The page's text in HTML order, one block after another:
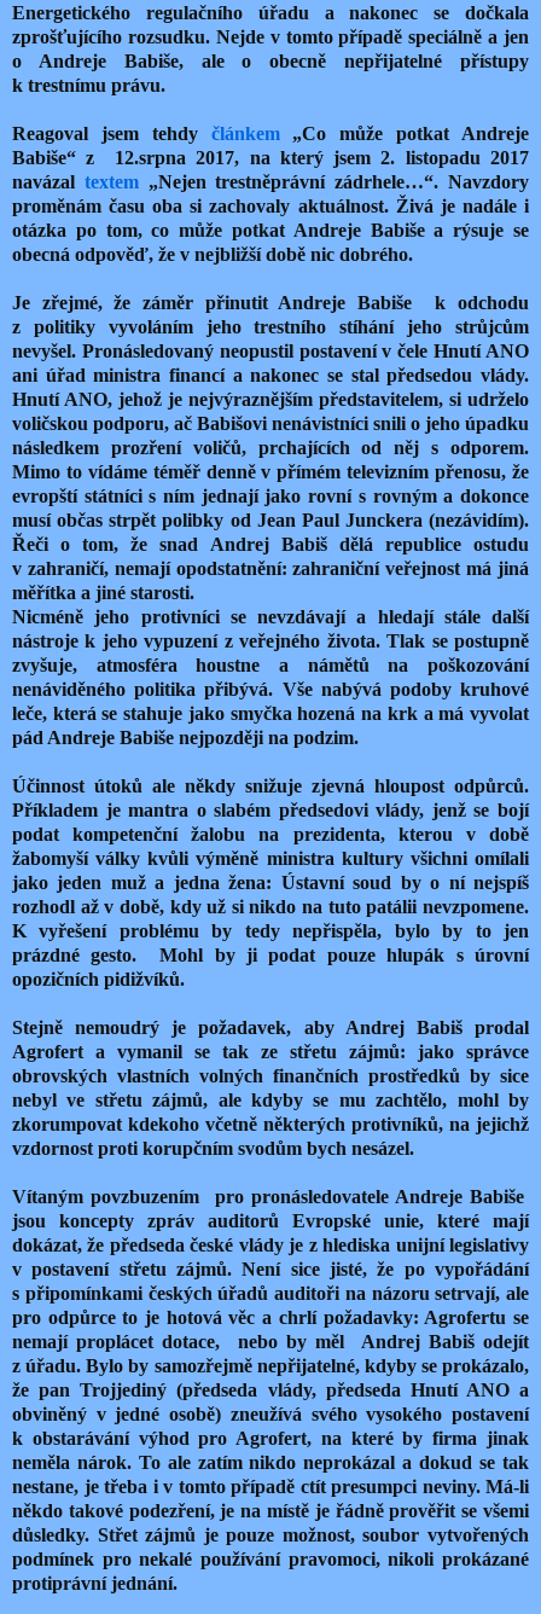
Energetického regulačního úřadu a nakonec se dočkala
zprošťujícího rozsudku. Nejde v tomto případě speciálně a jen
o Andreje Babiše, ale o obecně nepřijatelné přístupy
k trestnímu právu.
Reagoval jsem tehdy článkem„Co může potkat Andreje
Babiše“ z
12.srpna 2017, na který jsem 2. listopadu 2017
navázal textem„Nejen trestněprávní zádrhele…“. Navzdory
proměnám času oba si zachovaly aktuálnost. Živá je nadále i
otázka po tom, co může potkat Andreje Babiše a rýsuje se
obecná odpověď, že v nejbližší době nic dobrého.
Je zřejmé, že záměr přinutit Andreje Babiše
k odchodu
z politiky vyvoláním jeho trestního stíhání jeho strůjcům
nevyšel. Pronásledovaný neopustil postavení v čele Hnutí ANO
ani úřad ministra financí a nakonec se stal předsedou vlády.
Hnutí ANO, jehož je nejvýraznějším představitelem, si udrželo
voličskou podporu, ač Babišovi nenávistníci snili o jeho úpadku
následkem prozření voličů, prchajících od něj s odporem.
Mimo to vídáme téměř denně v přímém televizním přenosu, že
evropští státníci s ním jednají jako rovní s rovným a dokonce
musí občas strpět polibky od Jean Paul Junckera (nezávidím).
Řeči o tom, že snad Andrej Babiš dělá republice ostudu
v zahraničí, nemají opodstatnění: zahraniční veřejnost má jiná
měřítka a jiné starosti.
Nicméně jeho protivníci se nevzdávají a hledají stále další
nástroje k jeho vypuzení z veřejného života. Tlak se postupně
zvyšuje, atmosféra houstne a námětů na poškozování
nenáviděného politika přibývá. Vše nabývá podoby kruhové
leče, která se stahuje jako smyčka hozená na krk a má vyvolat
pád Andreje Babiše nejpozději na podzim.
Účinnost útoků ale někdy snižuje zjevná hloupost odpůrců.
Příkladem je mantra o slabém předsedovi vlády, jenž se bojí
podat kompetenční žalobu na prezidenta, kterou v době
žabomyší války kvůli výměně ministra kultury všichni omílali
jako jeden muž a jedna žena: Ústavní soud by o ní nejspíš
rozhodl až v době, kdy už si nikdo na tuto patálii nevzpomene.
K vyřešení problému by tedy nepřispěla, bylo by to jen
prázdné gesto.
Mohl by ji podat pouze hlupák s úrovní
opozičních pidižvíků.
Stejně nemoudrý je požadavek, aby Andrej Babiš prodal
Agrofert a vymanil se tak ze střetu zájmů: jako správce
obrovských vlastních volných finančních prostředků by sice
nebyl ve střetu zájmů, ale kdyby se mu zachtělo, mohl by
zkorumpovat kdekoho včetně některých protivníků, na jejichž
vzdornost proti korupčním svodům bych nesázel.
Vítaným povzbuzením
pro pronásledovatele Andreje Babiše
jsou koncepty zpráv auditorů Evropské unie, které mají
dokázat, že předseda české vlády je z hlediska unijní legislativy
v postavení střetu zájmů. Není sice jisté, že po vypořádání
s připomínkami českých úřadů auditoři na názoru setrvají, ale
pro odpůrce to je hotová věc a chrlí požadavky: Agrofertu se
nemají proplácet dotace,
nebo by měl
Andrej Babiš odejít
z úřadu. Bylo by samozřejmě nepřijatelné, kdyby se prokázalo,
že pan Trojjediný (předseda vlády, předseda Hnutí ANO a
obviněný v jedné osobě) zneužívá svého vysokého postavení
k obstarávání výhod pro Agrofert, na které by firma jinak
neměla nárok. To ale zatím nikdo neprokázal a dokud se tak
nestane, je třeba i v tomto případě ctít presumpci neviny. Má-li
někdo takové podezření, je na místě je řádně prověřit se všemi
důsledky. Střet zájmů je pouze možnost, soubor vytvořených
podmínek pro nekalé používání pravomoci, nikoli prokázané
protiprávní jednání.